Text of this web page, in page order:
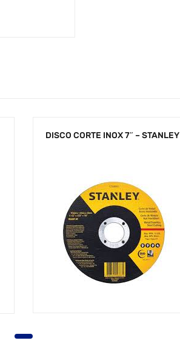
DISCO CORTE INOX 7″ – STANLEY